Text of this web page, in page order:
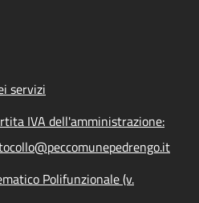
servizi
IVA dell'amministrazione:
Polifunzionale (v.